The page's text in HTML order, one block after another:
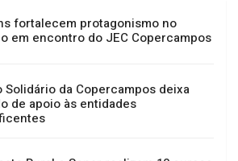
fortalecem protagonismo no
em encontro do JEC Copercampos
Solidário da Copercampos deixa
de apoio às entidades